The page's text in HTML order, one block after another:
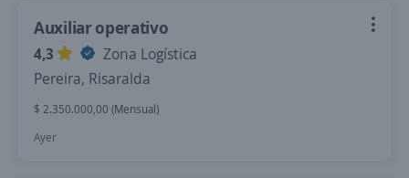
Auxiliar operativo
4,3
Zona Logística
Pereira, Risaralda
$ 2.350.000,00 (Mensual)
Ayer